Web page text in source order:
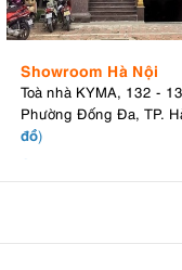
Showroom Hà Nội
Toà nhà KYMA, 132 -
Phường Đống Đa, TP.
đồ)